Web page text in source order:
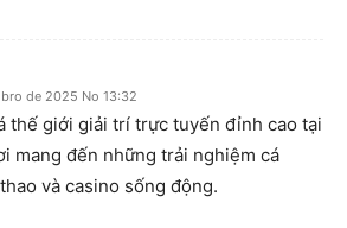
de 2025 No 13:32
thế giới giải trí trực tuyến đỉnh cao tại
mang đến những trải nghiệm cá
và casino sống động.